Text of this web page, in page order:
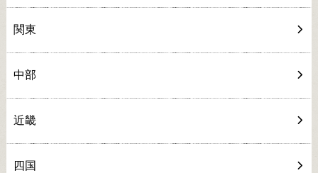
関東
中部
近畿
四国